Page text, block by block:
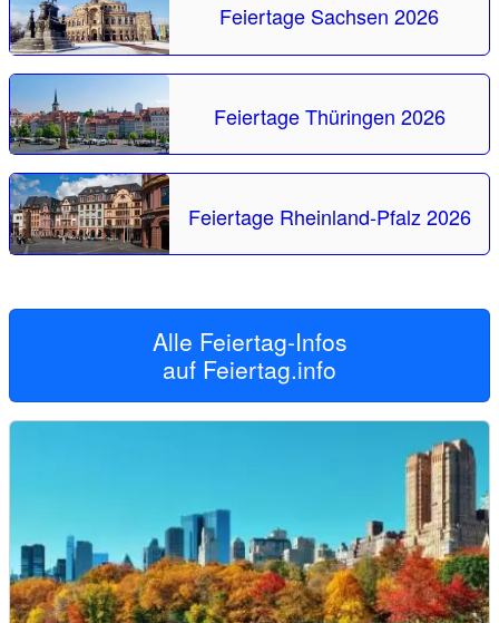
Feiertage Sachsen 2026
Feiertage Thüringen 2026
Feiertage Rheinland-Pfalz 2026
Alle Feiertag-Infos
auf Feiertag.info